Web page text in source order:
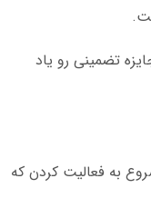
تضمینی رو یاد
سایت های ایرانی شروع به فعالیت کردن که